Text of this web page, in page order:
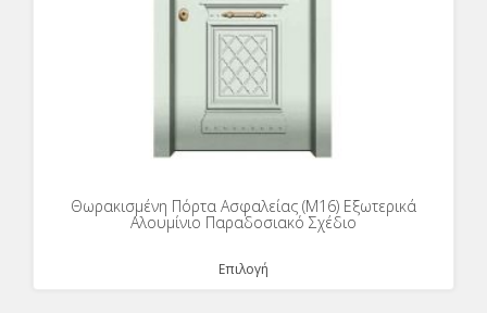
Θωρακισμένη Πόρτα Ασφαλείας (Μ16) Εξωτερικά
Αλουμίνιο Παραδοσιακό Σχέδιο
Επιλογή